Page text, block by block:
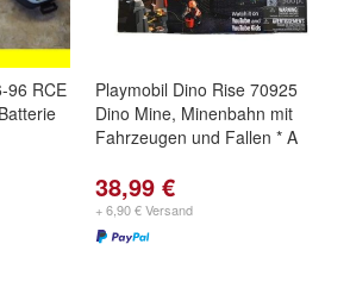
96 RCE
Playmobil Dino Rise 70925
Dino Mine, Minenbahn mit
Fahrzeugen und Fallen * A
38,99 €
+ 6,90 € Versand